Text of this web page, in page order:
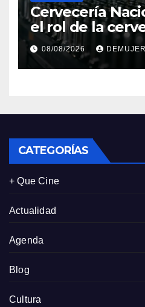
Cervecería
el rol de la
motor de
económico y
en Panamá
08/08/2026
CATEGORÍAS
+ Que Cine
Actualidad
Agenda
Blog
Cultura